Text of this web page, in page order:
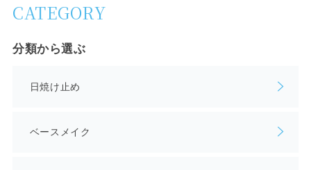
CATEGORY
分類から選ぶ
日焼け止め
ベースメイク